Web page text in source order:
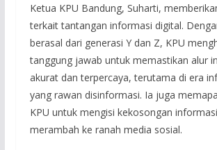
Ketua KPU Bandung, Suharti,
terkait tantangan informasi digital.
berasal dari generasi Y dan Z, KPU
tanggung jawab untuk memastikan alur
akurat dan terpercaya, terutama di era
yang rawan disinformasi. Ia juga
KPU untuk mengisi kekosongan
merambah ke ranah media sosial.